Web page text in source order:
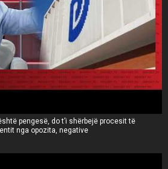
pengesë, do t’i shërbejë procesit të
nga opozita, negative